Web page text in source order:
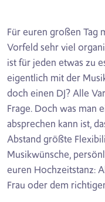
Für euren großen Tag
Vorfeld sehr viel
ist für jeden etwas zu
eigentlich mit der
doch einen DJ? Alle
Frage. Doch was man
absprechen kann ist,
Abstand größte
Musikwünsche,
euren Hochzeitstanz:
Frau oder dem